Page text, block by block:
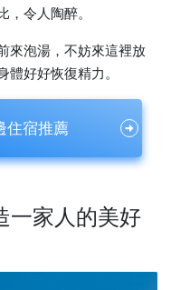
令人陶醉。
來泡湯，不妨來這裡放
好好恢復精力。
住宿推薦
一家人的美好